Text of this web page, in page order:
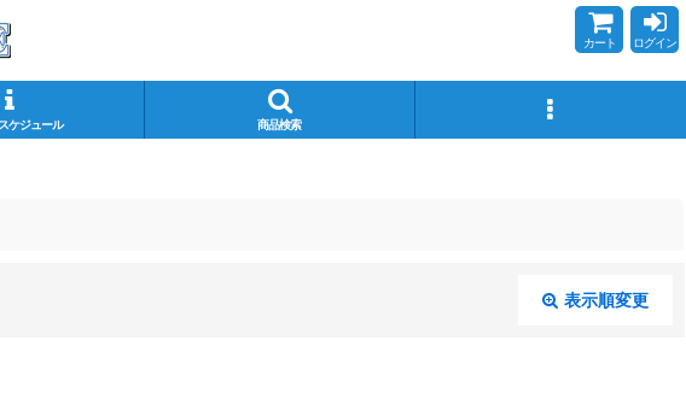
カート ログイン
ケジュール 商品検索
表示順変更